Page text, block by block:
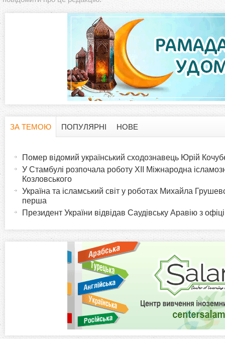
a
ЗА ТЕМОЮ
в
ПОПУЛЯРНІ НОВЕ
Помер відомий український сходознавець Юрій
У Стамбулі розпочала роботу XII Міжнародна
Козловського
Україна та ісламський світ у роботах Михайла
перша
Президент України відвідав Саудівську Аравію з